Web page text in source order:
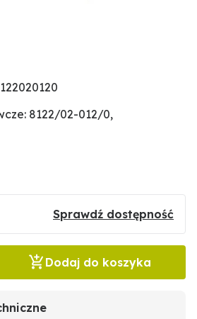
8122/02-012/0,
Sprawdź dostępność
Dodaj do koszyka